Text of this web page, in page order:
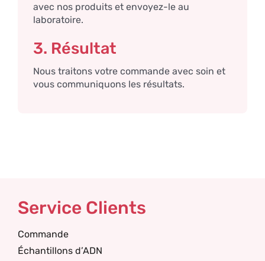
avec nos produits et envoyez-le au
laboratoire.
3. Résultat
Nous traitons votre commande avec soin et
vous communiquons les résultats.
Service Clients
Commande
Échantillons d’ADN